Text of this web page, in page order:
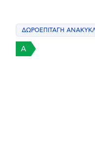
ΔΩΡΟΕΠΙΤΑΓΗ
A